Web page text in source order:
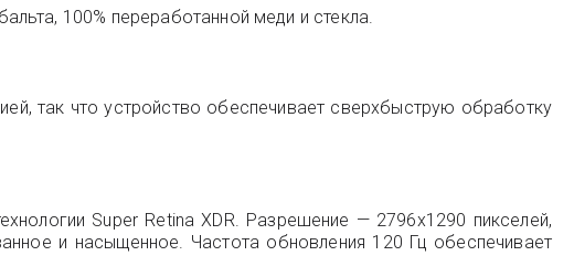
100% переработанной меди и стекла.
так что устройство обеспечивает сверхбыструю обработку
Super Retina XDR. Разрешение — 2796x1290 пикселей,
и насыщенное. Частота обновления 120 Гц обеспечивает